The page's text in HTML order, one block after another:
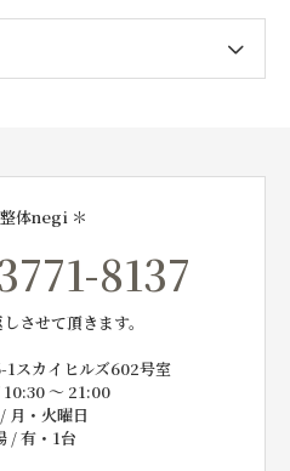
体negi ＊
8137
させて頂きます。
1スカイヒルズ602号室
〜 21:00
月・火曜日
/ 有・1台